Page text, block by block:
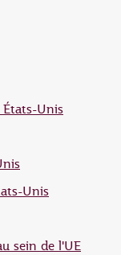
Unis
Unis
sein de l'UE